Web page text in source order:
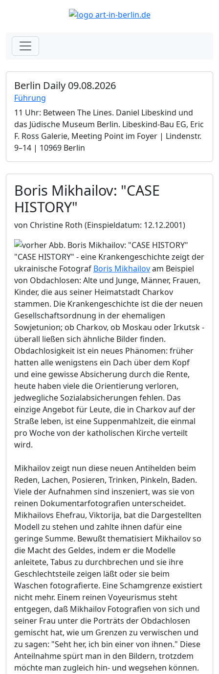
Berlin Daily 09.08.2026
Führung
11 Uhr: Between The Lines. Daniel Libeskind und
das Jüdische Museum Berlin.­ Libeskind-Bau EG, Eric
F. Ross Galerie, Meeting Point im Foyer | Lindenstr.
9–14 | 10969 Berlin
Boris Mikhailov: "CASE
HISTORY"
von Christine Roth (Einspieldatum: 12.12.2001)
"CASE HISTORY" - eine Krankengeschichte zeigt der
ukrainische Fotograf Boris Mikhailovam Beispiel
von Obdachlosen: Alte und Junge, Männer, Frauen,
Kinder, die aus seiner Heimatstadt Charkov
stammen. Die Krankengeschichte ist die der neuen
Gesellschaftsordnung in der ehemaligen
Sowjetunion; ob Charkov, ob Moskau oder Irkutsk -
überall ließen sich ähnliche Bilder finden.
Obdachlosigkeit ist ein neues Phänomen: früher
hatten alle wenigstens ein Dach über dem Kopf
und eine gewisse Absicherung durch die Rente,
heute haben viele die Orientierung verloren,
jedwegliche Sozialabsicherungen fehlen. Das
einzige Angebot für Leute, die in Charkov auf der
Straße leben, ist eine Suppenmahlzeit, die einmal
pro Woche von der katholischen Kirche verteilt
wird.
Mikhailov zeigt nun diese neuen Antihelden beim
Reden, Lachen, Posieren, Trinken, Pinkeln, Baden.
Viele der Aufnahmen sind inszeniert, was sie von
reinen Dokumentarfotografien unterscheidet.
Mikhailovs Ehefrau, Viktorija, bat die Dargestellten
Modell zu stehen und zahlte ihnen dafür eine
geringe Summe. Bewußt thematisiert Mikhailov so
die Macht des Geldes, indem er die Modelle
anleitete, Tabus zu durchbrechen und sie ihre
Geschlechtsteile zeigen läßt oder sie beim
Waschen fotografierte. Eine Schamgrenze existiert
nicht mehr. Einem reinen Voyeurismus steht
entgegen, daß Mikhailov Fotografien von sich und
seiner Frau unter die Porträts der Obdachlosen
gemischt hat, wie um Grenzen zu verwischen und
zu sagen: "Seht her, ich bin einer von ihnen." Diese
Anteilnahme spürt man in den Bildern, trotzdem
möchte man zugleich hin- und wegsehen können.